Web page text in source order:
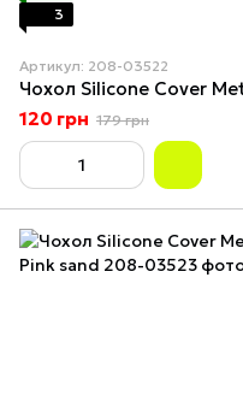
3
Артикул: 208-03522
120 грн 179 грн